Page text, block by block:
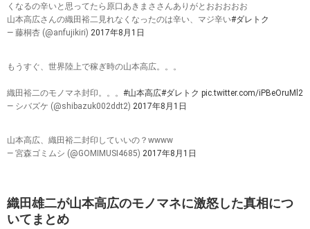
くなるの辛いと思ってたら原口あきまささんありがとおおおおお
山本高広さんの織田裕二見れなくなったのは辛い、マジ辛い#ダレトク
— 藤桐杏 (@anfujikiri) 2017年8月1日
もうすぐ、世界陸上で稼ぎ時の山本高広。。。
織田裕二のモノマネ封印。。。 #山本高広#ダレトク pic.twitter.com/iPBeOruMl2
— シバズケ (@shibazuk002ddt2) 2017年8月1日
山本高広、織田裕二封印していいの？wwww
— 宮森ゴミムシ (@GOMIMUSI4685) 2017年8月1日
織田雄二が山本高広のモノマネに激怒した真相につ
いてまとめ